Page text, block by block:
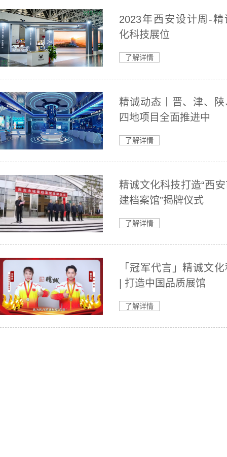
2023年西安设计周-精
化科技展位
了解详情
精诚动态丨晋、津、陕
四地项目全面推进中
了解详情
精诚文化科技打造“西
建档案馆”揭牌仪式
了解详情
「冠军代言」精诚文
| 打造中国品质展馆
了解详情